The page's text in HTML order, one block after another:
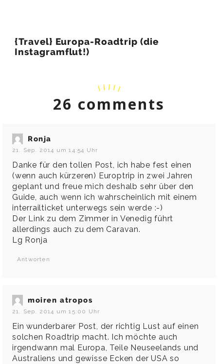
{Travel} Europa-Roadtrip (die
Instagramflut!)
26 comments
Ronja
21. Sep. 2014 um 14:54 Uhr
Danke für den tollen Post, ich habe fest einen
(wenn auch kürzeren) Europtrip in zwei Jahren
geplant und freue mich deshalb sehr über den
Guide, auch wenn ich wahrscheinlich mit einem
interrailticket unterwegs sein werde :-)
Der Link zu dem Zimmer in Venedig führt
allerdings auch zu dem Caravan.
Lg Ronja
Antworten
moiren atropos
21. Sep. 2014 um 15:00 Uhr
Ein wunderbarer Post, der richtig Lust auf einen
solchen Roadtrip macht. Ich möchte auch
irgendwann mal Europa, Teile Neuseelands und
Australiens und gewisse Ecken der USA so